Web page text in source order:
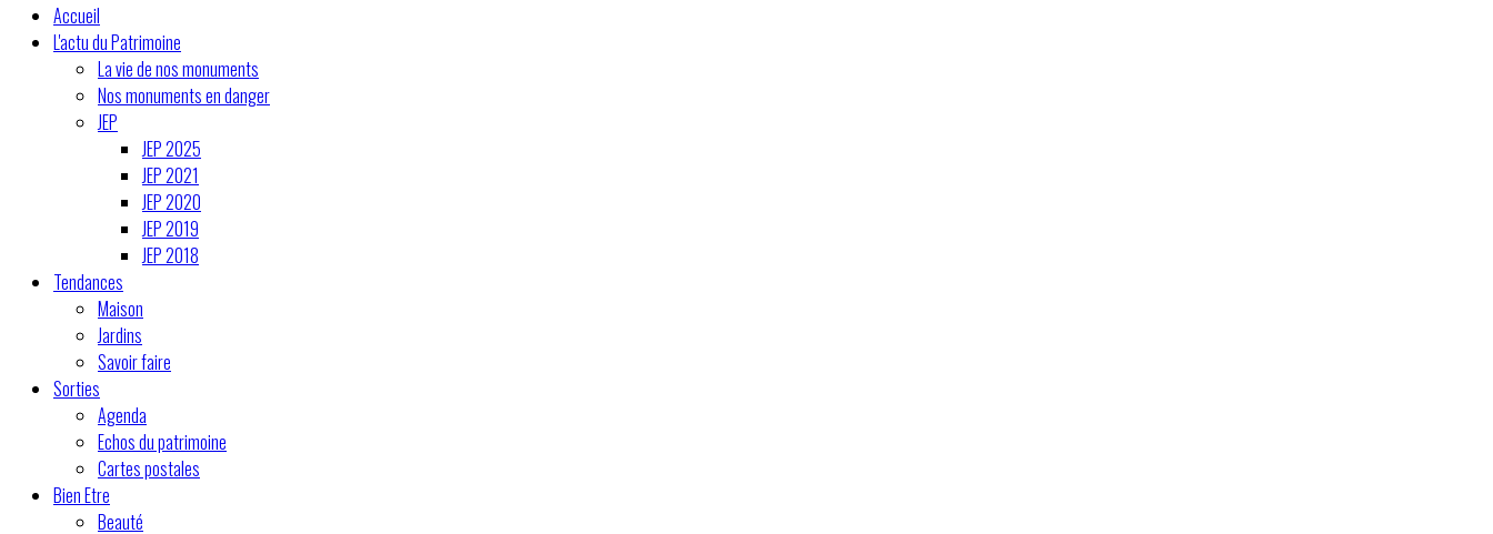
Accueil
L'actu du Patrimoine
La vie de nos monuments
Nos monuments en danger
JEP
JEP 2025
JEP 2021
JEP 2020
JEP 2019
JEP 2018
Tendances
Maison
Jardins
Savoir faire
Sorties
Agenda
Echos du patrimoine
Cartes postales
Bien Etre
Beauté